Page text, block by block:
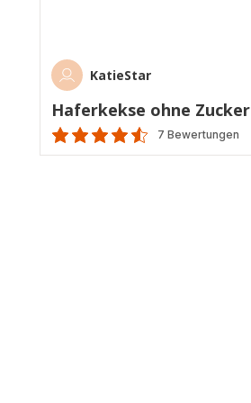
KatieStar
Haferkekse ohne Zucker
ratings.4.5
7 Bewertungen